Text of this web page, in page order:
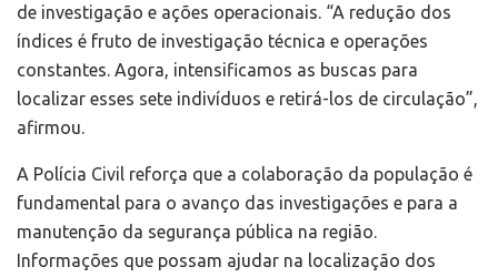
de investigação e ações operacionais. “A redução dos
índices é fruto de investigação técnica e operações
constantes. Agora, intensificamos as buscas para
localizar esses sete indivíduos e retirá-los de circulação”,
afirmou.
A Polícia Civil reforça que a colaboração da população é
fundamental para o avanço das investigações e para a
manutenção da segurança pública na região.
Informações que possam ajudar na localização dos